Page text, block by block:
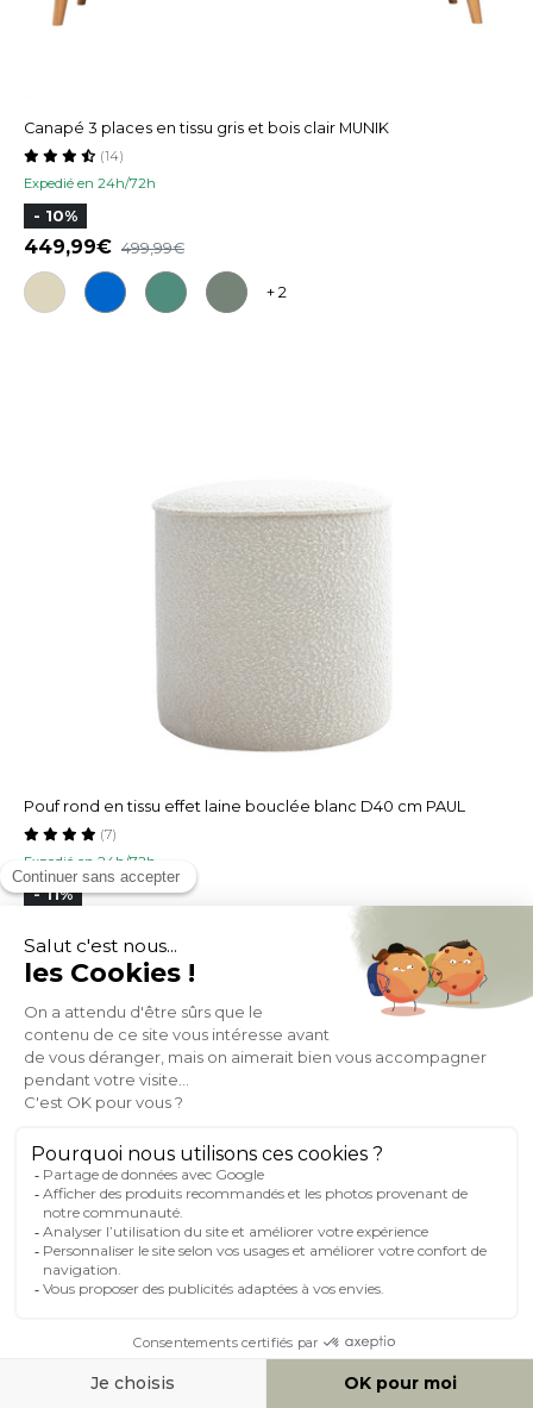
Canapé 3 places en tissu gris et bois clair MUNIK
Expedié en 24h/72h
(14)
- 10%
449,99 499,99
+ 2
Pouf rond en tissu effet laine bouclée blanc D40 cm PAUL
Expedié en 24h/72h
(7)
- 11%